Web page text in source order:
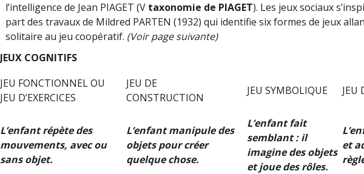
l’intelligence de Jean PIAGET (V taxonomie de PIAGET). Les jeux sociaux
part des travaux de Mildred PARTEN (1932) qui identifie six formes de jeux
solitaire au jeu coopératif. (Voir page suivante)
JEUX COGNITIFS
JEU FONCTIONNEL OU
JEU D’EXERCICES
JEU DE
CONSTRUCTION
JEU SYMBOLIQUE JEU
L’enfant répète des
mouvements, avec ou
sans objet.
L’enfant manipule des
objets pour créer
quelque chose.
L’enfant fait
semblant : il
imagine des objets
et joue des rôles.
et